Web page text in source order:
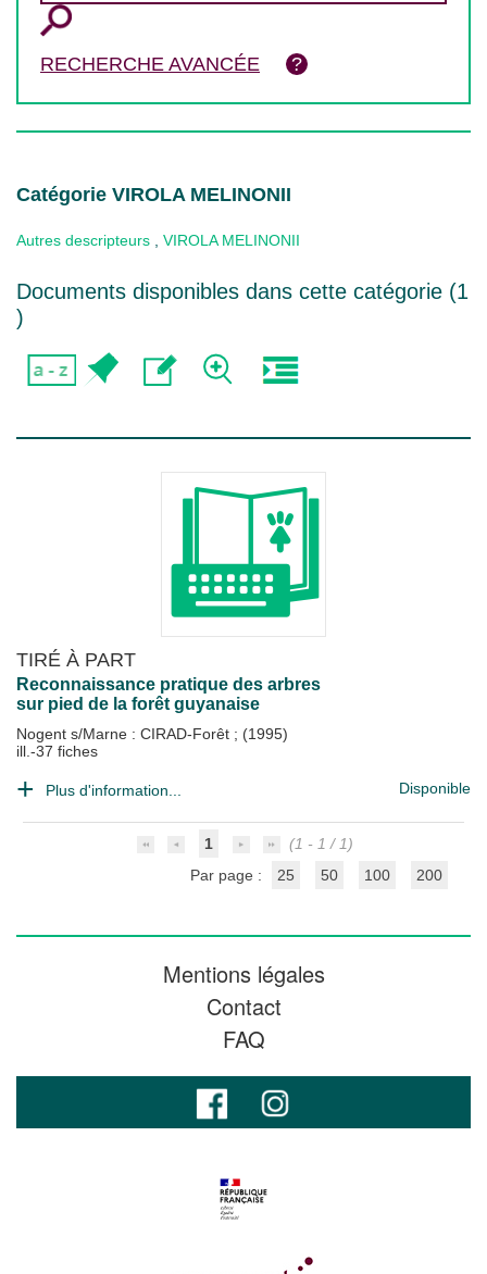
RECHERCHE AVANCÉE
Catégorie VIROLA MELINONII
Autres descripteurs VIROLA MELINONII
Documents disponibles dans cette catégorie (1
)
TIRÉ À PART
Reconnaissance pratique des arbres
sur pied de la forêt guyanaise
Nogent s/Marne : CIRAD-Forêt ; (1995)
ill.-37 fiches
Plus d'information... Disponible
1
(1 - 1 / 1)
Par page :
25 50 100 200
Mentions légales
Contact
FAQ